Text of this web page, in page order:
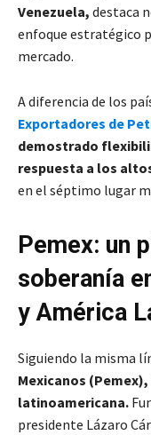
Venezuela, destaca
enfoque estratégico
mercado.
A diferencia de los
Exportadores de
demostrado
respuesta a los
en el séptimo lugar
Pemex: un
soberanía
y América
Siguiendo la misma
Mexicanos
latinoamericana.
presidente Lázaro